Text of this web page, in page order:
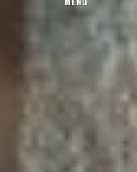
Startseite
MENU